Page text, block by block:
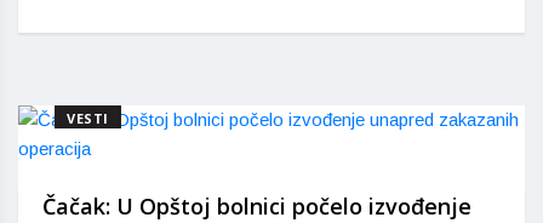
VESTI
Čačak: U Opštoj bolnici počelo izvođenje